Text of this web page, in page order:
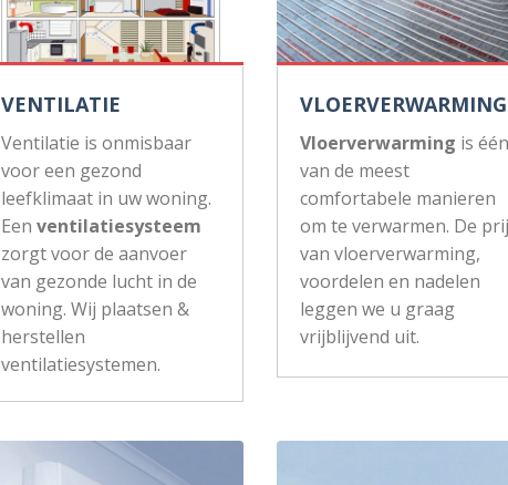
VENTILATIE
Ventilatie is onmisbaar
voor een gezond
leefklimaat in uw woning.
Een ventilatiesysteem
zorgt voor de aanvoer
van gezonde lucht in de
woning. Wij plaatsen &
herstellen
ventilatiesystemen.
VLOERVERWARMING
Vloerverwarming is één
van de meest
comfortabele manieren
om te verwarmen. De
van vloerverwarming,
voordelen en nadelen
leggen we u graag
vrijblijvend uit.